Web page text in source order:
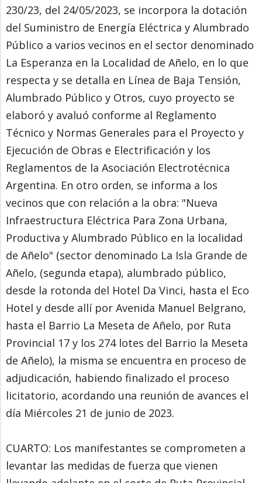
230/23, del 24/05/2023, se incorpora la dotación
del Suministro de Energía Eléctrica y Alumbrado
Público a varios vecinos en el sector denominado
La Esperanza en la Localidad de Añelo, en lo que
respecta y se detalla en Línea de Baja Tensión,
Alumbrado Público y Otros, cuyo proyecto se
elaboró y avaluó conforme al Reglamento
Técnico y Normas Generales para el Proyecto y
Ejecución de Obras e Electrificación y los
Reglamentos de la Asociación Electrotécnica
Argentina. En otro orden, se informa a los
vecinos que con relación a la obra: "Nueva
Infraestructura Eléctrica Para Zona Urbana,
Productiva y Alumbrado Público en la localidad
de Añelo" (sector denominado La Isla Grande de
Añelo, (segunda etapa), alumbrado público,
desde la rotonda del Hotel Da Vinci, hasta el Eco
Hotel y desde allí por Avenida Manuel Belgrano,
hasta el Barrio La Meseta de Añelo, por Ruta
Provincial 17 y los 274 lotes del Barrio la Meseta
de Añelo), la misma se encuentra en proceso de
adjudicación, habiendo finalizado el proceso
licitatorio, acordando una reunión de avances el
día Miércoles 21 de junio de 2023.
CUARTO: Los manifestantes se comprometen a
levantar las medidas de fuerza que vienen